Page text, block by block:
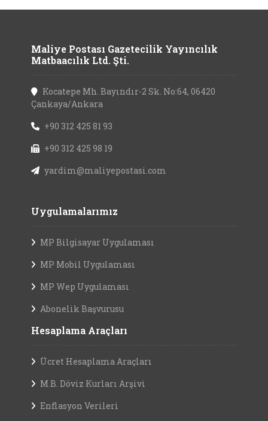
Maliye Postası Gazetecilik Yayıncılık
Matbaacılık Ltd. Şti.
Kocatepe Mh. Bayındır-2 Sk. No:64, 06420
Çankaya/Ankara
+90 312 425 81 93
+90 312 425 98 19
yardim@maliyepostasi.com
Uygulamalarımız
MP Bilgisayar Uygulaması
MP Mobil Uygulaması
MP Wep Uygulaması
Abonelik Başvurusu
Hesaplama Araçları
Ücret Hesaplama Araçları
M.B. Döviz Kurları Arşivi
Enflasyon Verileri